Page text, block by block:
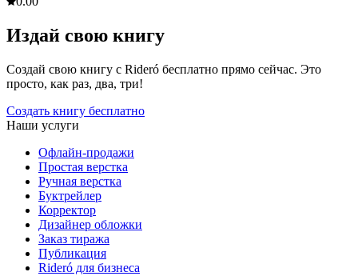
Издай свою книгу
Создай свою книгу с Rideró бесплатно прямо сейчас. Это
просто, как раз, два, три!
Создать книгу бесплатно
Наши услуги
Офлайн-продажи
Простая верстка
Ручная верстка
Буктрейлер
Корректор
Дизайнер обложки
Заказ тиража
Публикация
Rideró для бизнеса